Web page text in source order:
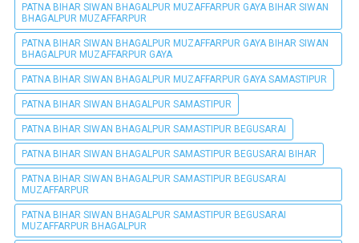
PATNA BIHAR SIWAN BHAGALPUR MUZAFFARPUR GAYA BIHAR SIWAN
BHAGALPUR MUZAFFARPUR
PATNA BIHAR SIWAN BHAGALPUR MUZAFFARPUR GAYA BIHAR SIWAN
BHAGALPUR MUZAFFARPUR GAYA
PATNA BIHAR SIWAN BHAGALPUR MUZAFFARPUR GAYA SAMASTIPUR
PATNA BIHAR SIWAN BHAGALPUR SAMASTIPUR
PATNA BIHAR SIWAN BHAGALPUR SAMASTIPUR BEGUSARAI
PATNA BIHAR SIWAN BHAGALPUR SAMASTIPUR BEGUSARAI BIHAR
PATNA BIHAR SIWAN BHAGALPUR SAMASTIPUR BEGUSARAI
MUZAFFARPUR
PATNA BIHAR SIWAN BHAGALPUR SAMASTIPUR BEGUSARAI
MUZAFFARPUR BHAGALPUR